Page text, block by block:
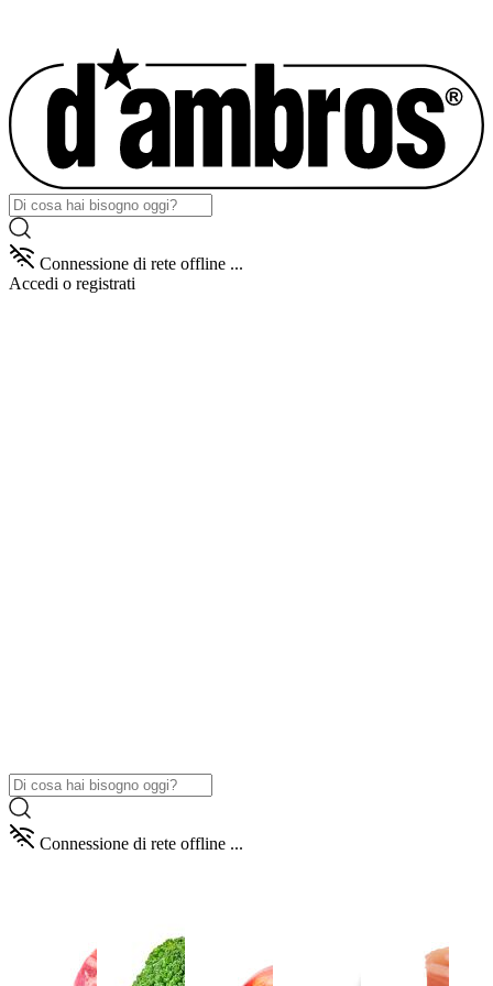
Connessione di rete offline ...
Accedi o registrati
Connessione di rete offline ...